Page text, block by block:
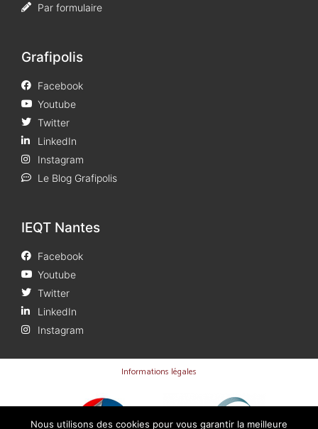
Par formulaire
Grafipolis
Facebook
Youtube
Twitter
LinkedIn
Instagram
Le Blog Grafipolis
IEQT Nantes
Facebook
Youtube
Twitter
LinkedIn
Instagram
Informations légales
Nous utilisons des cookies pour vous garantir la meilleure